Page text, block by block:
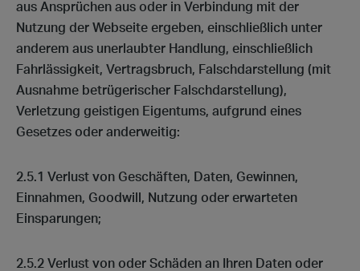
aus Ansprüchen aus oder in Verbindung mit der
Nutzung der Webseite ergeben, einschließlich unter
anderem aus unerlaubter Handlung, einschließlich
Fahrlässigkeit, Vertragsbruch, Falschdarstellung (mit
Ausnahme betrügerischer Falschdarstellung),
Verletzung geistigen Eigentums, aufgrund eines
Gesetzes oder anderweitig:
2.5.1 Verlust von Geschäften, Daten, Gewinnen,
Einnahmen, Goodwill, Nutzung oder erwarteten
Einsparungen;
2.5.2 Verlust von oder Schäden an Ihren Daten oder